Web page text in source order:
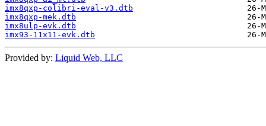
imx8qxp-colibri-eval-v3.dtb
imx8qxp-mek.dtb
imx8ulp-evk.dtb
imx93-11x11-evk.dtb
Provided by: Liquid Web, LLC